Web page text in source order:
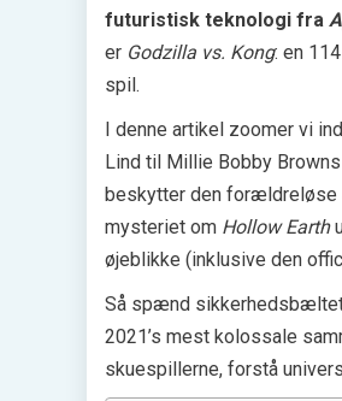
futuristisk teknologi fra
er Godzilla vs. Kong: en
spil.
I denne artikel zoomer vi
Lind til Millie Bobby
beskytter den forældreløse
mysteriet om Hollow Earth
øjeblikke (inklusive den
Så spænd
2021’s mest kolossale
skuespillerne, forstå